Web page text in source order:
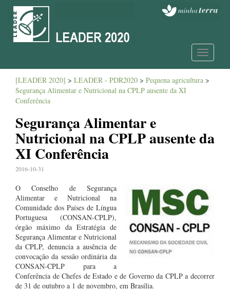
Toggle
[LEADER 2020] > LEADER - PDR2020 > Pequena agricultura >
Segurança Alimentar e Nutricional na CPLP ausente da XI
Conferência
Segurança Alimentar e
Nutricional na CPLP ausente da
XI Conferência
2016-10-31
O Conselho de Segurança
Alimentar e Nutricional na
Comunidade dos Países de Língua
Portuguesa (CONSAN-CPLP),
órgão máximo da Estratégia de
Segurança Alimentar e Nutricional
da CPLP, denuncia a ausência de
convocação da sessão ordinária da
CONSAN-CPLP para a
Conferência de Chefes de Estado e de Governo da CPLP a decorrer
de 31 de outubro a 1 de novembro, em Brasília.